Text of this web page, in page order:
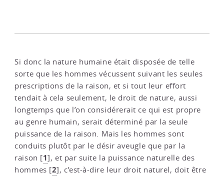
Si donc la nature humaine était disposée de telle
sorte que les hommes vécussent suivant les seules
prescriptions de la raison, et si tout leur effort
tendait à cela seulement, le droit de nature, aussi
longtemps que l’on considérerait ce qui est propre
au genre humain, serait déterminé par la seule
puissance de la raison. Mais les hommes sont
conduits plutôt par le désir aveugle que par la
raison [1], et par suite la puissance naturelle des
hommes [2], c’est-à-dire leur droit naturel, doit être